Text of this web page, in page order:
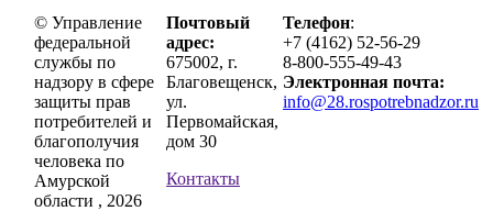
© Управление
федеральной
службы по
надзору в сфере
защиты прав
потребителей и
благополучия
человека по
Амурской
области , 2026
Почтовый
адрес:
675002, г.
Благовещенск,
ул.
Первомайская,
дом 30
Контакты
Телефон:
+7 (4162) 52-56-29
8-800-555-49-43
Электронная почта:
info@28.rospotrebnadzor.ru